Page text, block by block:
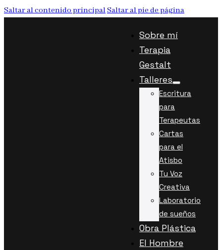
Saltar al contenido principalSaltar al pie de página
Sobre mí
Terapia
Gestalt
Talleres
Escritura
para
Terapeutas
Cartas
para el
Atisbo
Tu Voz
Creativa
Laboratorio
de sueños
Obra Plástica
El Hombre